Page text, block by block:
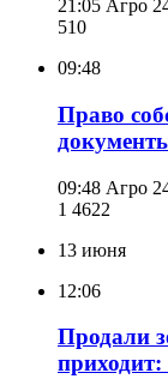
21:05 Агро
510
09:48
Право
09:48 Агро
1 4622
13 июня
12:06
Продали
приходит: